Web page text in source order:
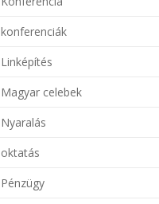
konferenciák
Linképítés
Magyar celebek
Nyaralás
oktatás
Pénzügy